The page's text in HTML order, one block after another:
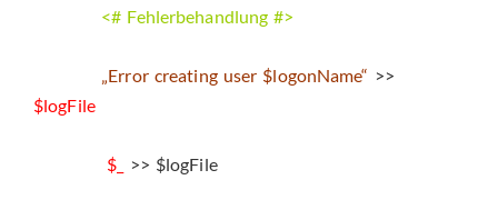
<# Fehlerbehandlung #>
„Error creating user $logonName“ >>
$logFile
$_ >> $logFile